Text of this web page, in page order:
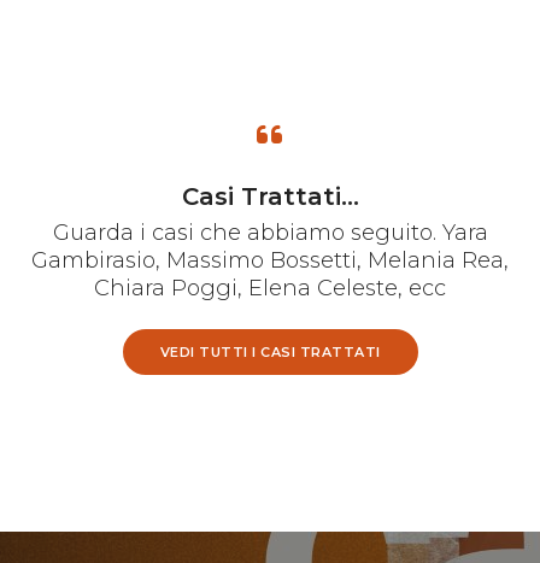
Casi Trattati...
Guarda i casi che abbiamo seguito. Yara
Gambirasio, Massimo Bossetti, Melania Rea,
Chiara Poggi, Elena Celeste, ecc
VEDI TUTTI I CASI TRATTATI